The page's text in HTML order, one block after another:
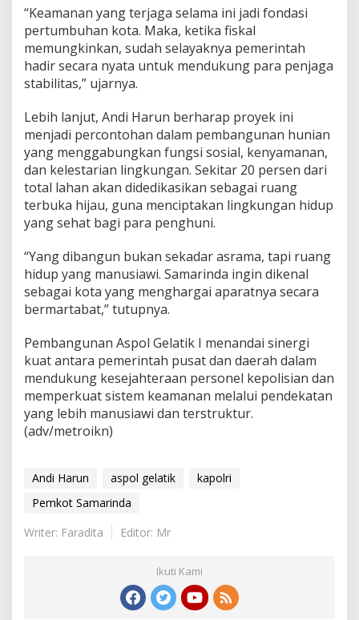
“Keamanan yang terjaga selama ini jadi fondasi
pertumbuhan kota. Maka, ketika fiskal
memungkinkan, sudah selayaknya pemerintah
hadir secara nyata untuk mendukung para penjaga
stabilitas,” ujarnya.
Lebih lanjut, Andi Harun berharap proyek ini
menjadi percontohan dalam pembangunan hunian
yang menggabungkan fungsi sosial, kenyamanan,
dan kelestarian lingkungan. Sekitar 20 persen dari
total lahan akan didedikasikan sebagai ruang
terbuka hijau, guna menciptakan lingkungan hidup
yang sehat bagi para penghuni.
“Yang dibangun bukan sekadar asrama, tapi ruang
hidup yang manusiawi. Samarinda ingin dikenal
sebagai kota yang menghargai aparatnya secara
bermartabat,” tutupnya.
Pembangunan Aspol Gelatik I menandai sinergi
kuat antara pemerintah pusat dan daerah dalam
mendukung kesejahteraan personel kepolisian dan
memperkuat sistem keamanan melalui pendekatan
yang lebih manusiawi dan terstruktur.
(adv/metroikn)
Andi Harun aspol gelatik
kapolri
Pemkot Samarinda
Writer: Faradita
Editor: Mr
Ikuti Kami